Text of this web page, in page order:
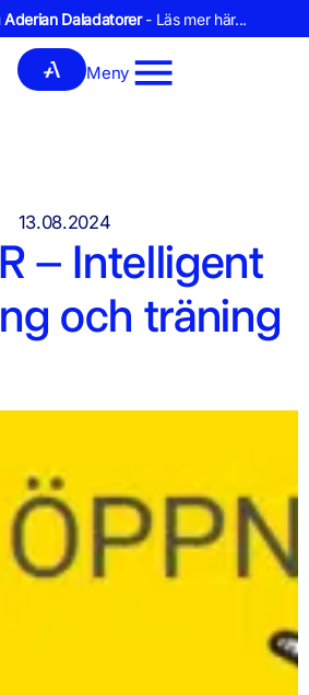
Aderian Daladatorer- Läs mer här...
Meny
13.08.2024
– Intelligent
och träning